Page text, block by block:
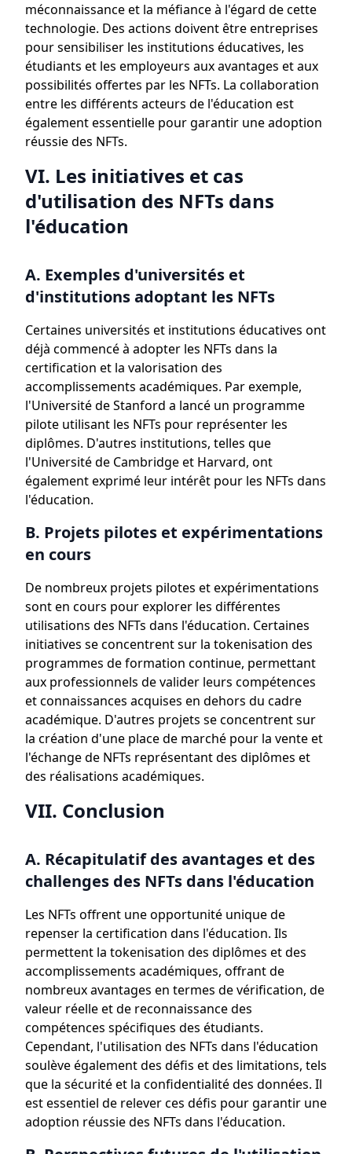
méconnaissance et la méfiance à l'égard de cette
technologie. Des actions doivent être entreprises
pour sensibiliser les institutions éducatives, les
étudiants et les employeurs aux avantages et aux
possibilités offertes par les NFTs. La collaboration
entre les différents acteurs de l'éducation est
également essentielle pour garantir une adoption
réussie des NFTs.
VI. Les initiatives et cas
d'utilisation des NFTs dans
l'éducation
A. Exemples d'universités et
d'institutions adoptant les NFTs
Certaines universités et institutions éducatives ont
déjà commencé à adopter les NFTs dans la
certification et la valorisation des
accomplissements académiques. Par exemple,
l'Université de Stanford a lancé un programme
pilote utilisant les NFTs pour représenter les
diplômes. D'autres institutions, telles que
l'Université de Cambridge et Harvard, ont
également exprimé leur intérêt pour les NFTs dans
l'éducation.
B. Projets pilotes et expérimentations
en cours
De nombreux projets pilotes et expérimentations
sont en cours pour explorer les différentes
utilisations des NFTs dans l'éducation. Certaines
initiatives se concentrent sur la tokenisation des
programmes de formation continue, permettant
aux professionnels de valider leurs compétences
et connaissances acquises en dehors du cadre
académique. D'autres projets se concentrent sur
la création d'une place de marché pour la vente et
l'échange de NFTs représentant des diplômes et
des réalisations académiques.
VII. Conclusion
A. Récapitulatif des avantages et des
challenges des NFTs dans l'éducation
Les NFTs offrent une opportunité unique de
repenser la certification dans l'éducation. Ils
permettent la tokenisation des diplômes et des
accomplissements académiques, offrant de
nombreux avantages en termes de vérification, de
valeur réelle et de reconnaissance des
compétences spécifiques des étudiants.
Cependant, l'utilisation des NFTs dans l'éducation
soulève également des défis et des limitations, tels
que la sécurité et la confidentialité des données. Il
est essentiel de relever ces défis pour garantir une
adoption réussie des NFTs dans l'éducation.